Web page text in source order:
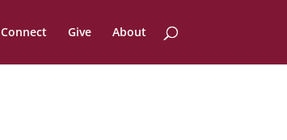
Connect Give About